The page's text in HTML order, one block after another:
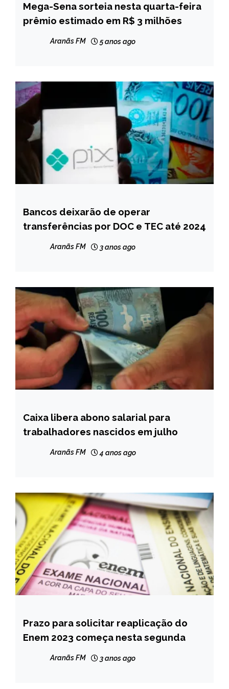
BRASIL
NOTÍCIAS
Mega-Sena sorteia nesta quarta-feira
prêmio estimado em R$ 3 milhões
Aranãs FM 5 anos ago
BRASIL
NOTÍCIAS
Bancos deixarão de operar
transferências por DOC e TEC até 2024
Aranãs FM 3 anos ago
BRASIL
NOTÍCIAS
Caixa libera abono salarial para
trabalhadores nascidos em julho
Aranãs FM 4 anos ago
BRASIL
CAPELINHA
Prazo para solicitar reaplicação do
Enem 2023 começa nesta segunda
Aranãs FM 3 anos ago